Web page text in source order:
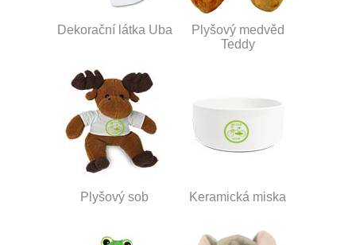
Dekorační látka Uba
Plyšový medvěd
Teddy
Plyšový sob Keramická miska